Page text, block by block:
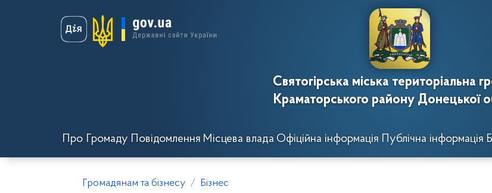
Святогірська міська територіальна
Краматорського району Донецької
Про Громаду Повідомлення Місцева влада Офіційна інформація Публічна інформація
Громадянам та бізнесу Бізнес